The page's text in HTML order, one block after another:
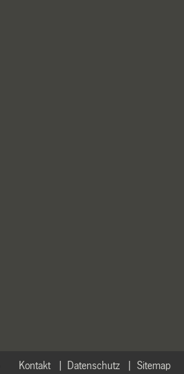
Sitemap
Datenschutz
Kontakt